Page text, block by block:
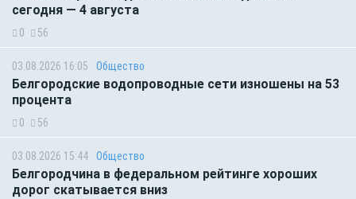
сегодня — 4 августа
0 56
03.08.2026 16:05 Общество
Белгородские водопроводные сети изношены на 53
процента
0 56
03.08.2026 15:44 Общество
Белгородчина в федеральном рейтинге хороших
дорог скатывается вниз